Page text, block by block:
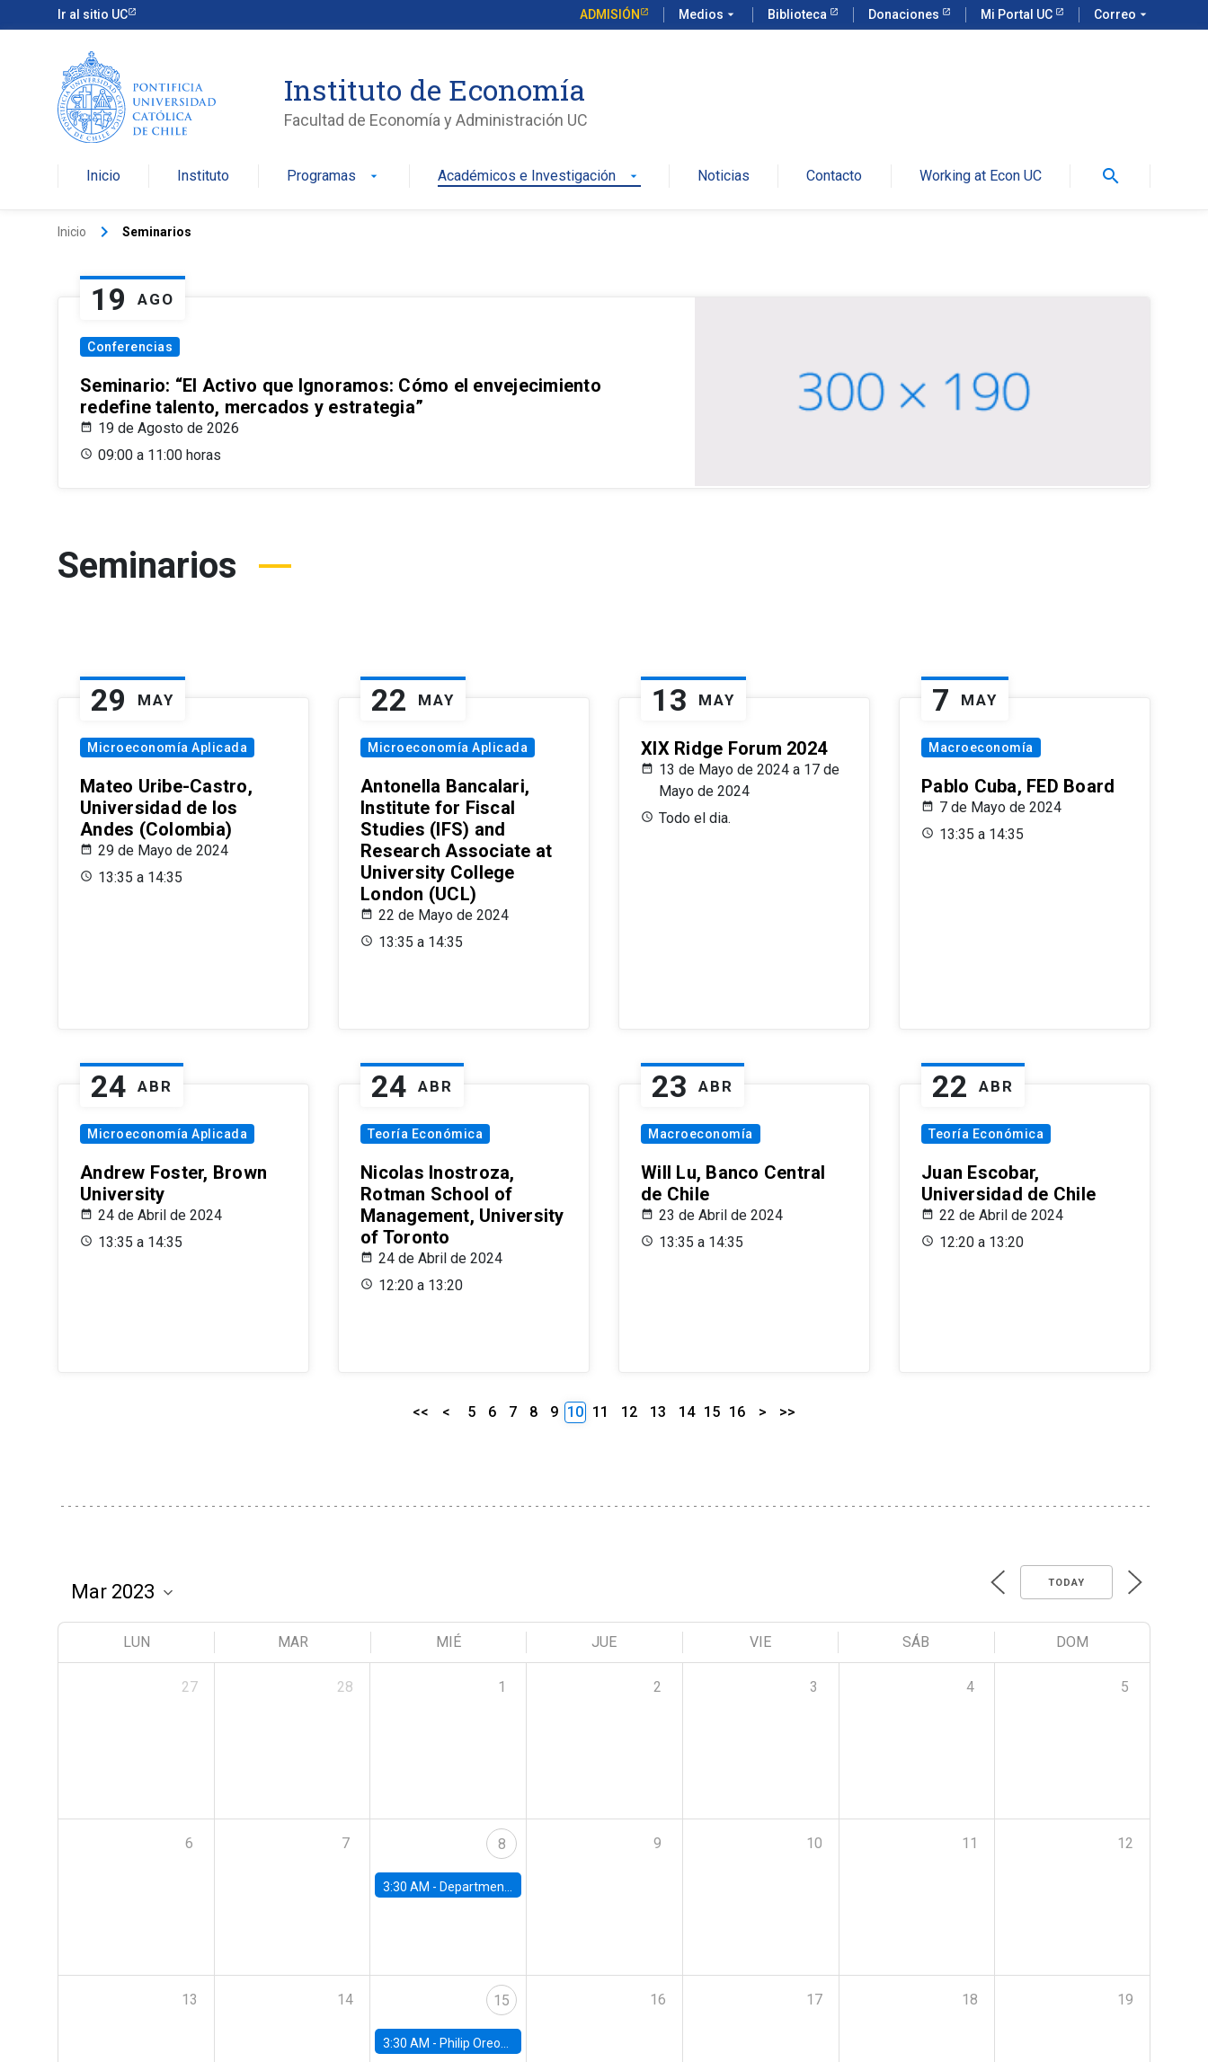
Ir al sitio UC ADMISIÓN Medios arrow_drop_down Biblioteca Donaciones Mi Portal UC Correo arrow_drop_down
Instituto de Economía
Facultad de Economía y Administración UC
Inicio Instituto Programas arrow_drop_down Académicos e Investigación arrow_drop_down Noticias Contacto Working at Econ UC search
Inicio keyboard_arrow_right Seminarios
19 AGO
Conferencias
Seminario: “El Activo que Ignoramos: Cómo el envejecimiento
redefine talento, mercados y estrategia”
19 de Agosto de 2026
09:00 a 11:00 horas
Seminarios
29 MAY
Microeconomía Aplicada
Mateo Uribe-Castro,
Universidad de los
Andes (Colombia)
29 de Mayo de 2024
13:35 a 14:35
22 MAY
Microeconomía Aplicada
Antonella Bancalari,
Institute for Fiscal
Studies (IFS) and
Research Associate at
University College
London (UCL)
22 de Mayo de 2024
13:35 a 14:35
13 MAY
XIX Ridge Forum 2024
13 de Mayo de 2024 a 17 de
Mayo de 2024
Todo el dia.
7 MAY
Macroeconomía
Pablo Cuba, FED Board
7 de Mayo de 2024
13:35 a 14:35
24 ABR
Microeconomía Aplicada
Andrew Foster, Brown
University
24 de Abril de 2024
13:35 a 14:35
24 ABR
Teoría Económica
Nicolas Inostroza,
Rotman School of
Management, University
of Toronto
24 de Abril de 2024
12:20 a 13:20
23 ABR
Macroeconomía
Will Lu, Banco Central
de Chile
23 de Abril de 2024
13:35 a 14:35
22 ABR
Teoría Económica
Juan Escobar,
Universidad de Chile
22 de Abril de 2024
12:20 a 13:20
<< < 5 6 7 8 9 10 11 12 13 14 15 16 > >>
TODAY
LUN MAR MIÉ JUE VIE SÁB DOM
27 28 1 2 3 4 5
6 7 8
3:30 AM - Department Seminar: James Robinson
9 10 11 12
13 14 15
3:30 AM - Philip Oreopolous, University of Toronto
16 17 18 19